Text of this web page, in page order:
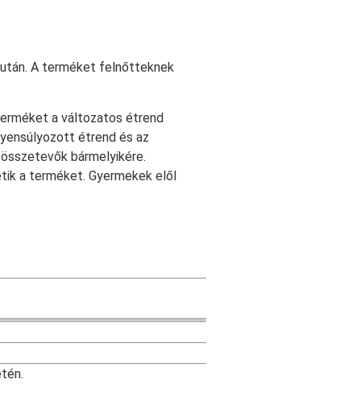
A terméket felnőtteknek
a változatos étrend
étrend és az
bármelyikére.
a terméket. Gyermekek elől